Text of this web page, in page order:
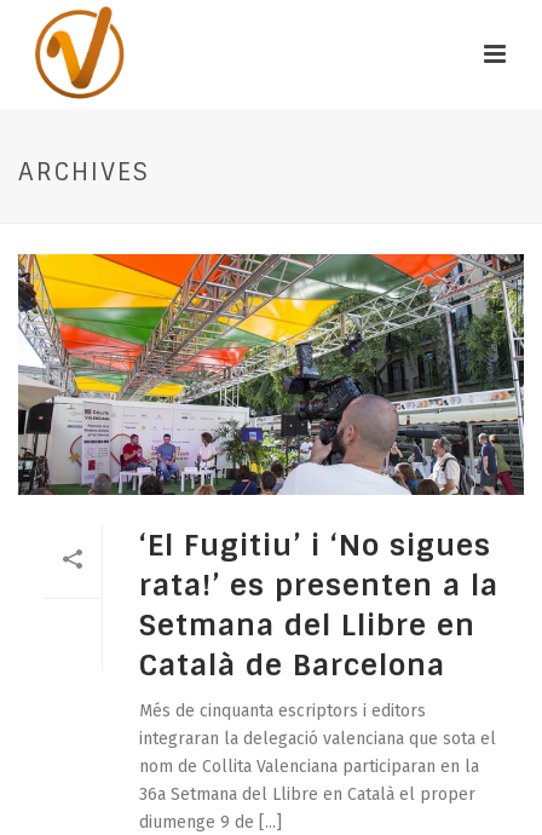
ARCHIVES
‘El Fugitiu’ i ‘No sigues
rata!’ es presenten a la
Setmana del Llibre en
Català de Barcelona
Més de cinquanta escriptors i editors
integraran la delegació valenciana que sota el
nom de Collita Valenciana participaran en la
36a Setmana del Llibre en Català el proper
diumenge 9 de [...]